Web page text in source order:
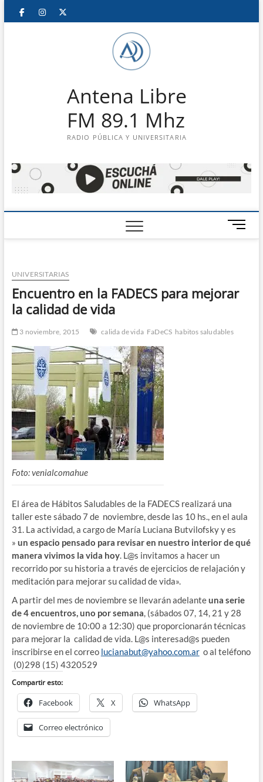
Saltar
FacebookInstagram
Antena Libre
FM 89.1 Mhz
RADIO PÚBLICA Y UNIVERSITARIA
B
o
d
e
UNIVERSITARIAS
Encuentro en la FADECS para mejorar
la calidad de vida
3 noviembre, 2015 calida de vida FaDeCS habitos saludables
Foto: venialcomahue
El área de Hábitos Saludables de la FADECS realizará una
taller este sábado 7 de noviembre, desde las 10 hs., en el aula
31. La actividad, a cargo de María Luciana Butvilofsky y es
» un espacio pensado para revisar en nuestro interior de qué
manera vivimos la vida hoy. L@s invitamos a hacer un
recorrido por su historia a través de ejercicios de relajación y
meditación para mejorar su calidad de vida».
A partir del mes de noviembre se llevarán adelanteuna serie
de 4 encuentros, uno por semana, (sábados 07, 14, 21 y 28
de noviembre de 10:00 a 12:30) que proporcionarán técnicas
para mejorar la calidad de vida. L@s interesad@s pueden
inscribirse en el correo lucianabut@yahoo.com.aro al teléfono
(0)298 (15) 4320529
Compartir esto:
Facebook X WhatsApp
Correo electrónico